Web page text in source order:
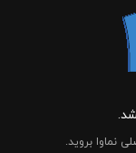
نماوا بروید.